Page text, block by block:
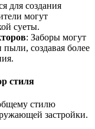
для создания
могут
суеты.
: Заборы могут
создавая более
стиля
стилю
застройки.